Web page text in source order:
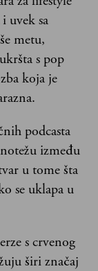
uvek sa
metu,
s pop
koja je
podcasta
između
u tome šta
se uklapa u
s crvenog
širi značaj